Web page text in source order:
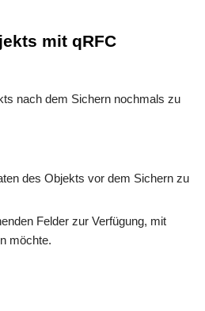
mit qRFC
nach dem Sichern nochmals zu
des Objekts vor dem Sichern zu
Felder zur Verfügung, mit
möchte.